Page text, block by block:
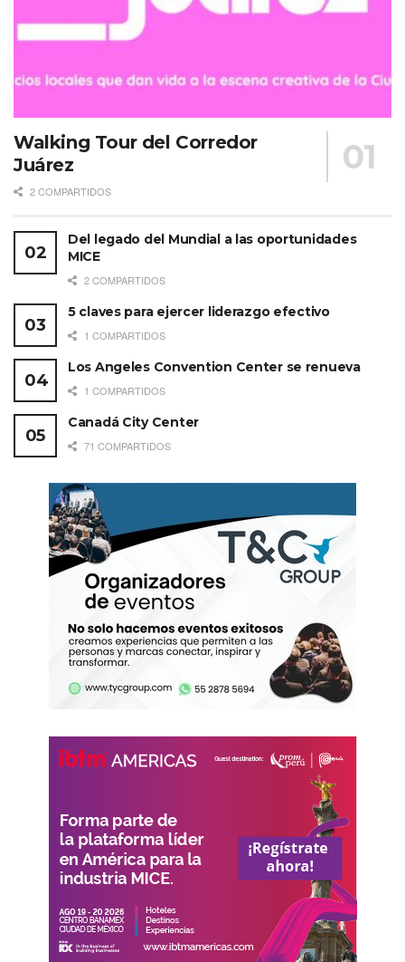
Walking Tour del Corredor
Juárez
2 COMPARTIDOS
Del legado del Mundial a las oportunidades
MICE
2 COMPARTIDOS
5 claves para ejercer liderazgo efectivo
1 COMPARTIDOS
Los Angeles Convention Center se renueva
1 COMPARTIDOS
Canadá City Center
71 COMPARTIDOS